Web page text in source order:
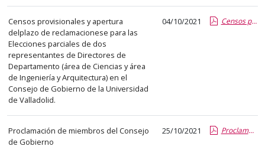
la
primera
columna
el
título
del
anuncio,
en
la
segunda
columna
Censos provisionales y apertura
delplazo de reclamacionese para las
Elecciones parciales de dos
representantes de Directores de
Departamento (área de Ciencias y área
de Ingeniería y Arquitectura) en el
Consejo de Gobierno de la Universidad
de Valladolid.
04/10/2021 Censos provisionales y plazo reclamaciones
Proclamación de miembros del Consejo
de Gobierno
25/10/2021 Proclamación miembros CG